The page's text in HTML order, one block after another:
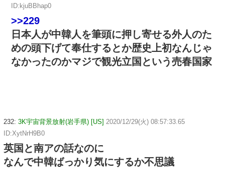
ID:kjuBBhap0
>>229
日本人が中韓人を筆頭に押し寄せる外人のた
めの頭下げて奉仕するとか歴史上初なんじゃ
なかったのかマジで観光立国という売春国家
232: 3K宇宙背景放射(岩手県) [US] 2020/12/29(火) 08:57:33.65
ID:XytNrH9B0
英国と南アの話なのに
なんで中韓ばっかり気にするか不思議